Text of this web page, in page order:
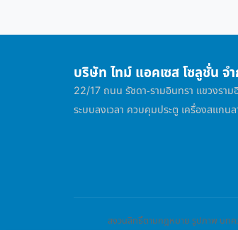
บริษัท ไทม์ แอคเซส โซลูชั่น จ
22/17 ถนน รัชดา-รามอินทรา แขวงรา
ระบบลงเวลา ควบคุมประตู เครื่องสแกน
สงวนสิทธิ์ตามกฎหมาย รูปภาพ บทค